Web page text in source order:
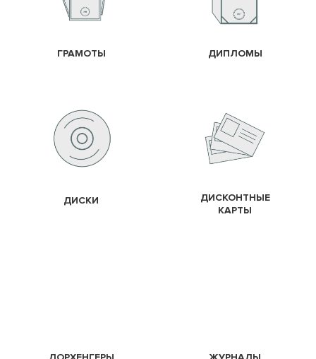
ГРАМОТЫ ДИПЛОМЫ
ДИСКИ
ДИСКОНТНЫЕ
КАРТЫ